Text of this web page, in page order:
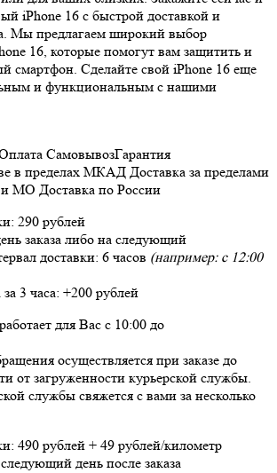
iPhone 16 с быстрой доставкой и
Мы предлагаем широкий выбор
16, которые помогут вам защитить и
смартфон. Сделайте свой iPhone 16 еще
и функциональным с нашими
СамовывозГарантия
в пределах МКАД Доставка за пределами
и МО Доставка по России
290 рублей
заказа либо на следующий
доставки: 6 часов (например: с 12:00
3 часа: +200 рублей
для Вас с 10:00 до
осуществляется при заказе до
от загруженности курьерской службы.
службы свяжется с вами за несколько
490 рублей + 49 рублей/километр
день после заказа